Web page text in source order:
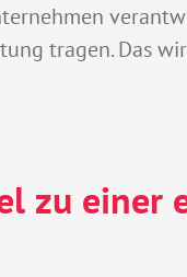
tragen. Das
zu